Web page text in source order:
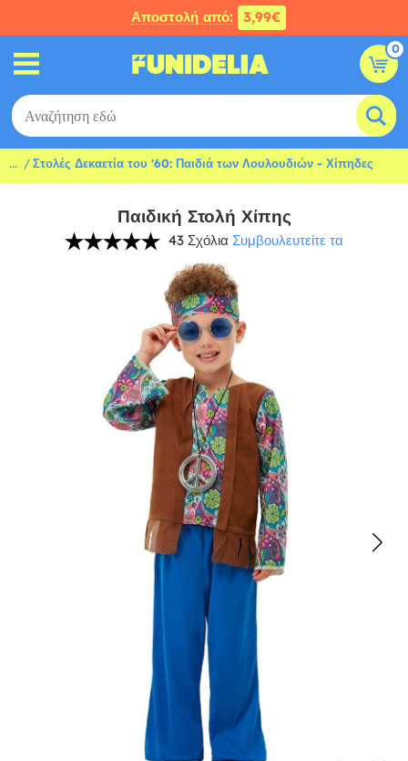
Αποστολή από: 3,99€
0
... Στολές Δεκαετία του '60: Παιδιά των Λουλουδιών - Χίπηδες
Παιδική Στολή Χίπης
43 Σχόλια Συμβουλευτείτε τα